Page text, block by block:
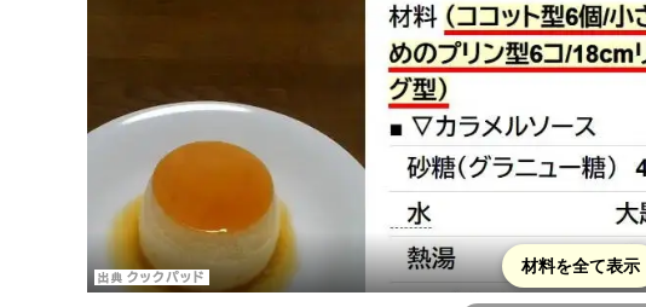
材料を全て表示